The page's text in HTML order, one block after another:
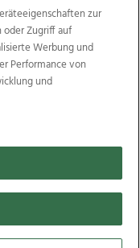
Wimmer
Ischler Woche
OÖN Immobilien
Galerien
& Co KG
zur
Zugriff auf
Werbung und
Performance von
und